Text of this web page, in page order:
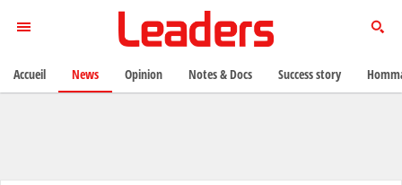
Accueil News Opinion Notes & Docs Success story